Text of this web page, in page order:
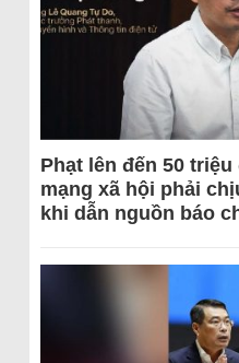
Phạt lên đến 50
mạng xã hội phải
khi dẫn nguồn báo